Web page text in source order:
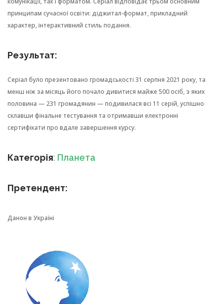
принципам сучасної освіти: діджитал-формат, прикладний
характер, інтерактивний стиль подання.
Результат:
Серіал було презентовано громадськості 31 серпня 2021 року, та
менш ніж за місяць його почало дивитися майже 500 осіб, з яких
половина — 231 громадянин — подивилася всі 11 серій, успішно
склавши фінальне тестування та отримавши електронні
сертифікати про вдале завершення курсу.
Категорія: Планета
Претендент:
Данон в Україні